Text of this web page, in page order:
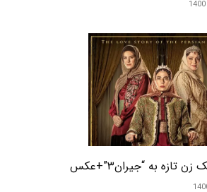
نمایش
خانگی
تازه به “جیران۳”+عکس